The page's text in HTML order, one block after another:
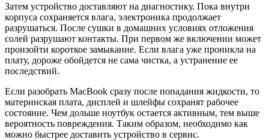
Затем устройство доставляют на диагностику. Пока внутри
корпуса сохраняется влага, электроника продолжает
разрушаться. После сушки в домашних условиях отложения
солей разрушают контакты. При первом же включении может
произойти короткое замыкание. Если влага уже проникла на
плату, дороже обойдется не сама чистка, а устранение ее
последствий.
Если разобрать MacBook сразу после попадания жидкости, то
материнская плата, дисплей и шлейфы сохранят рабочее
состояние. Чем дольше ноутбук остается активным, тем выше
вероятность повреждения. Таким образом, необходимо как
можно быстрее доставить устройство в сервис.